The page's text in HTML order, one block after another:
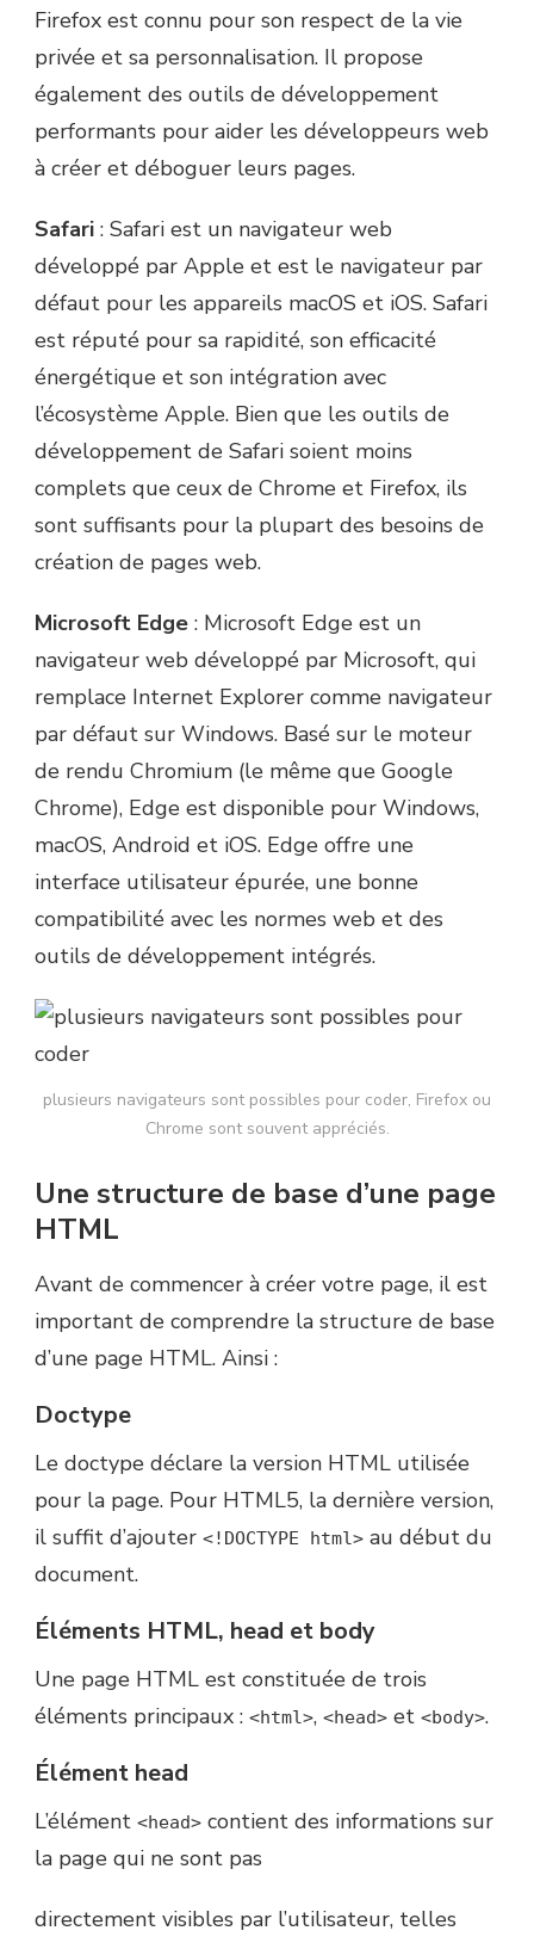
Firefox est connu pour son respect de la vie
privée et sa personnalisation. Il propose
également des outils de développement
performants pour aider les développeurs web
à créer et déboguer leurs pages.
Safari : Safari est un navigateur web
développé par Apple et est le navigateur par
défaut pour les appareils macOS et iOS. Safari
est réputé pour sa rapidité, son efficacité
énergétique et son intégration avec
l’écosystème Apple. Bien que les outils de
développement de Safari soient moins
complets que ceux de Chrome et Firefox, ils
sont suffisants pour la plupart des besoins de
création de pages web.
Microsoft Edge : Microsoft Edge est un
navigateur web développé par Microsoft, qui
remplace Internet Explorer comme navigateur
par défaut sur Windows. Basé sur le moteur
de rendu Chromium (le même que Google
Chrome), Edge est disponible pour Windows,
macOS, Android et iOS. Edge offre une
interface utilisateur épurée, une bonne
compatibilité avec les normes web et des
outils de développement intégrés.
plusieurs navigateurs sont possibles pour coder, Firefox ou
Chrome sont souvent appréciés.
Une structure de base d’une page
HTML
Avant de commencer à créer votre page, il est
important de comprendre la structure de base
d’une page HTML. Ainsi :
Doctype
Le doctype déclare la version HTML utilisée
pour la page. Pour HTML5, la dernière version,
il suffit d’ajouter <!DOCTYPE html> au début du
document.
Éléments HTML, head et body
Une page HTML est constituée de trois
éléments principaux : <html>, <head> et <body>.
Élément head
L’élément <head> contient des informations sur
la page qui ne sont pas
directement visibles par l’utilisateur, telles